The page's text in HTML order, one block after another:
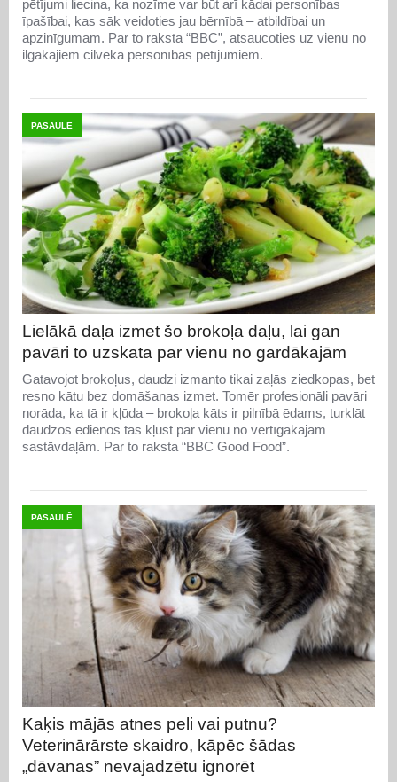
pētījumi liecina, ka nozīme var būt arī kādai personības
īpašībai, kas sāk veidoties jau bērnībā – atbildībai un
apzinīgumam. Par to raksta “BBC”, atsaucoties uz vienu no
ilgākajiem cilvēka personības pētījumiem.
PASAULĒ
Lielākā daļa izmet šo brokoļa daļu, lai gan
pavāri to uzskata par vienu no gardākajām
Gatavojot brokoļus, daudzi izmanto tikai zaļās ziedkopas, bet
resno kātu bez domāšanas izmet. Tomēr profesionāli pavāri
norāda, ka tā ir kļūda – brokoļa kāts ir pilnībā ēdams, turklāt
daudzos ēdienos tas kļūst par vienu no vērtīgākajām
sastāvdaļām. Par to raksta “BBC Good Food”.
PASAULĒ
Kaķis mājās atnes peli vai putnu?
Veterinārārste skaidro, kāpēc šādas
„dāvanas” nevajadzētu ignorēt